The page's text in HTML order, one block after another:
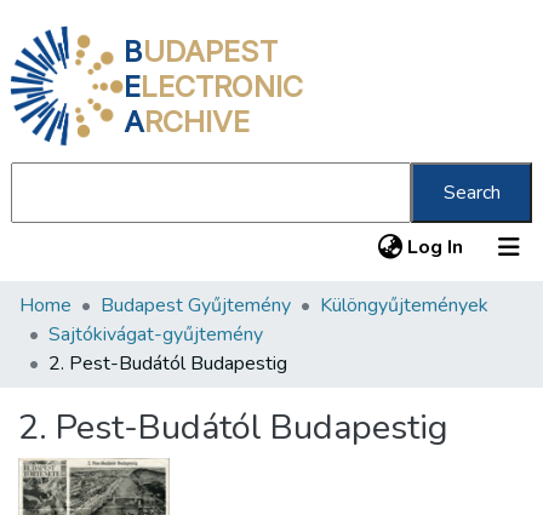
BUDAPEST
ELECTRONIC
ARCHIVE
Search
Log In (current)
Communities & Collections
All of DSpace
About us
Home Budapest Gyűjtemény
Különgyűjtemények
Sajtókivágat-gyűjtemény
2. Pest-Budától Budapestig
2. Pest-Budától Budapestig